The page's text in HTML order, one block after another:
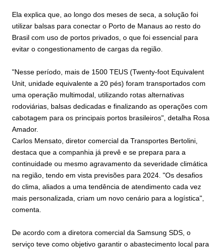
Ela explica que, ao longo dos meses de seca, a solução foi
utilizar balsas para conectar o Porto de Manaus ao resto do
Brasil com uso de portos privados, o que foi essencial para
evitar o congestionamento de cargas da região.
"Nesse período, mais de 1500 TEUS (Twenty-foot Equivalent
Unit, unidade equivalente a 20 pés) foram transportados com
uma operação multimodal, utilizando rotas alternativas
rodoviárias, balsas dedicadas e finalizando as operações com
cabotagem para os principais portos brasileiros", detalha Rosa
Amador.
Carlos Mensato, diretor comercial da Transportes Bertolini,
destaca que a companhia já prevê e se prepara para a
continuidade ou mesmo agravamento da severidade climática
na região, tendo em vista previsões para 2024. "Os desafios
do clima, aliados a uma tendência de atendimento cada vez
mais personalizada, criam um novo cenário para a logística",
comenta.
De acordo com a diretora comercial da Samsung SDS, o
serviço teve como objetivo garantir o abastecimento local para